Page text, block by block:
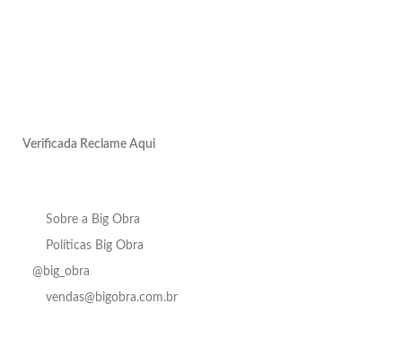
Verificada Reclame Aqui
Sobre a Big Obra
Políticas Big Obra
@big_obra
vendas@bigobra.com.br